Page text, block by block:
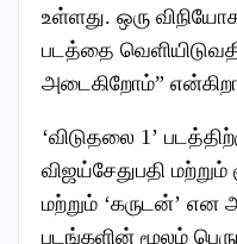
உள்ளது. ஒரு
படத்தை
அடைகிறோம்”
‘விடுதலை 1’
விஜய்சேதுபதி மற்றும்
மற்றும் ‘கருடன்’ என
படங்களின் மூலம்